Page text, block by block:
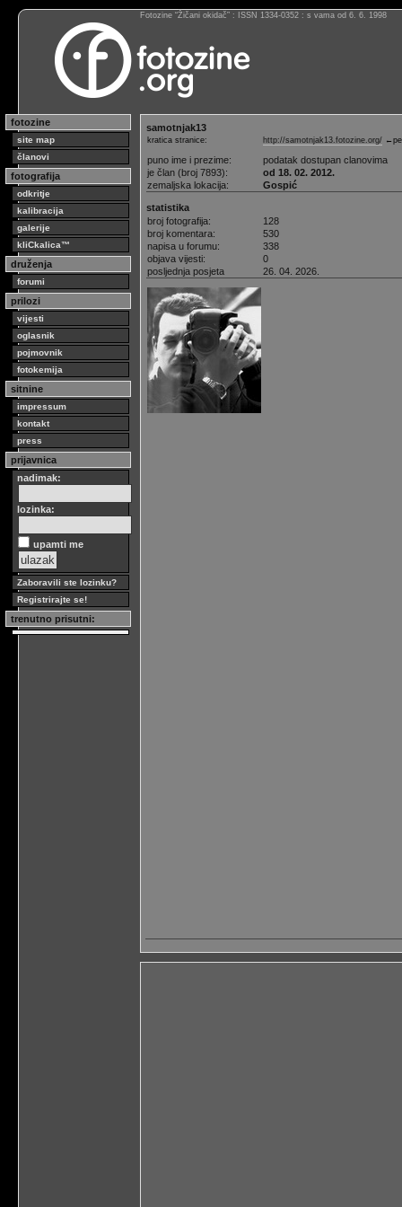
Fotozine “Žičani okidač” : ISSN 1334-0352 : s vama od 6. 6. 1998
fotozine
site map
članovi
fotografija
odkritje
kalibracija
galerije
kliCkalica™
druženja
forumi
prilozi
vijesti
oglasnik
pojmovnik
fotokemija
sitnine
impressum
kontakt
press
prijavnica
nadimak:
lozinka:
upamti me
Zaboravili ste lozinku?
Registrirajte se!
trenutno prisutni:
samotnjak13
kratica stranice: http://samotnjak13.fotozine.org/
puno ime i prezime:
podatak dostupan clanovima
je član (broj 7893):
od 18. 02. 2012.
zemaljska lokacija:
Gospić
statistika
broj fotografija:
128
broj komentara:
530
napisa u forumu:
338
objava vijesti:
0
posljednja posjeta
26. 04. 2026.